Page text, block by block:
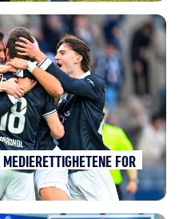
FOR